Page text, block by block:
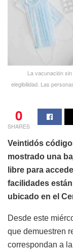
La vacunación
elegibilidad. Las
0
SHARES
Veintidós
mostrado una
libre para
facilidades
ubicado en el
Desde este
que demuestren
correspondan a